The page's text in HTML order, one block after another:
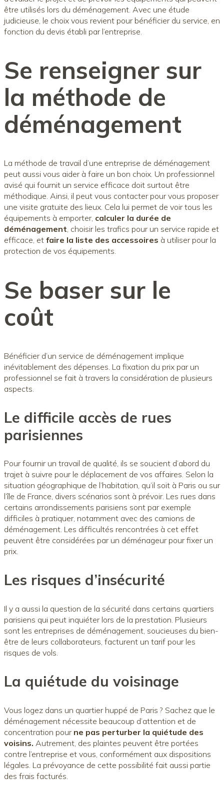
être utilisés lors du déménagement. Avec une étude
judicieuse, le choix vous revient pour bénéficier du service, en
fonction du devis établi par l’entreprise.
Se renseigner sur
la méthode de
déménagement
La méthode de travail d’une entreprise de déménagement
peut aussi vous aider à faire un bon choix. Un professionnel
avisé qui fournit un service efficace doit surtout être
méthodique. Ainsi, il peut vous contacter pour vous proposer
une visite gratuite des lieux. Cela lui permet de voir tous les
équipements à emporter, calculer la durée de
déménagement, choisir les trafics pour un service rapide et
efficace, et faire la liste des accessoires à utiliser pour la
protection de vos équipements.
Se baser sur le
coût
Bénéficier d’un service de déménagement implique
inévitablement des dépenses. La fixation du prix par un
professionnel se fait à travers la considération de plusieurs
aspects.
Le difficile accès de rues
parisiennes
Pour fournir un travail de qualité, ils se soucient d’abord du
trajet à suivre pour le déplacement de vos affaires. Selon la
situation géographique de l’habitation, qu’il soit à Paris ou sur
l’île de France, divers scénarios sont à prévoir. Les rues dans
certains arrondissements parisiens sont par exemple
difficiles à pratiquer, notamment avec des camions de
déménagement. Les difficultés rencontrées à cet effet
peuvent être considérées par un déménageur pour fixer un
prix.
Les risques d’insécurité
Il y a aussi la question de la sécurité dans certains quartiers
parisiens qui peut inquiéter lors de la prestation. Plusieurs
sont les entreprises de déménagement, soucieuses du bien-
être de leurs collaborateurs, facturent un tarif pour les
risques de vols.
La quiétude du voisinage
Vous logez dans un quartier huppé de Paris ? Sachez que le
déménagement nécessite beaucoup d’attention et de
concentration pour ne pas perturber la quiétude des
voisins. Autrement, des plaintes peuvent être portées
contre l’entreprise et vous, conformément aux dispositions
légales. La prévoyance de cette possibilité fait aussi partie
des frais facturés.